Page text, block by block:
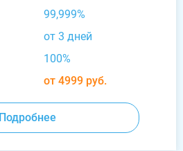
99,999%
от 3 дней
100%
от 4999 руб.
Подробнее